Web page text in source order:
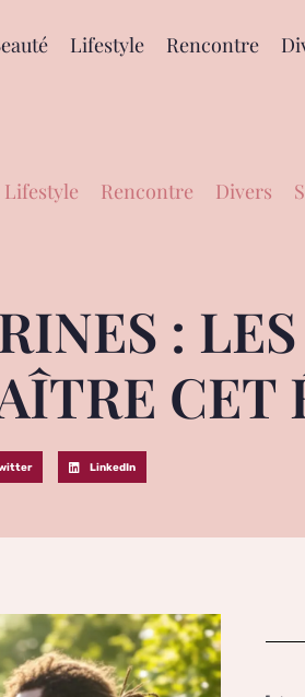
Lifestyle Rencontre
Lifestyle Rencontre Divers
:
CET
LinkedIn